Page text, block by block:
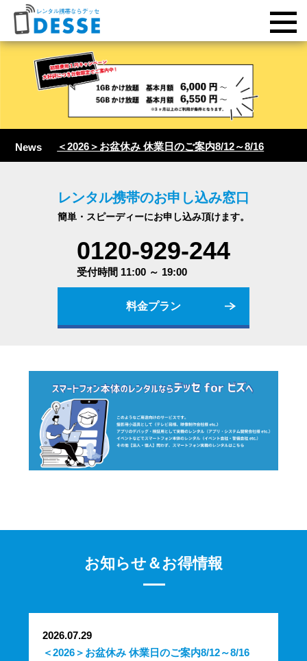
News ＜2026＞お盆休み 休業日のご案内8/12～8/16
レンタル携帯のお申し込み窓口
簡単・スピーディーにお申し込み頂けます。
0120-929-244
受付時間 11:00 ～ 19:00
料金プラン
お知らせ＆お得情報
2026.07.29
＜2026＞お盆休み 休業日のご案内8/12～8/16